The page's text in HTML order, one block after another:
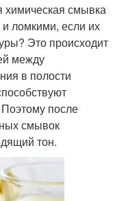
смывка
ломкими, если их
Это происходит
между
в полости
после
смывок
тон.